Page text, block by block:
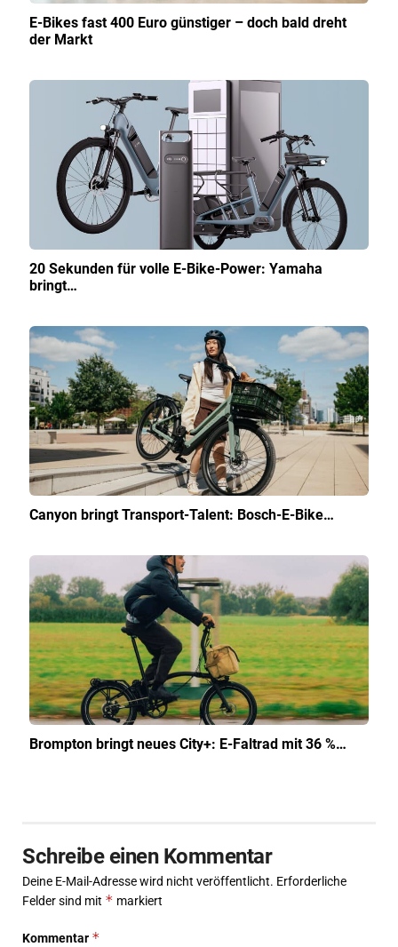
E-Bikes fast 400 Euro günstiger – doch bald dreht
der Markt
20 Sekunden für volle E-Bike-Power: Yamaha
bringt…
Canyon bringt Transport-Talent: Bosch-E-Bike…
Brompton bringt neues City+: E-Faltrad mit 36 %…
Schreibe einen Kommentar
Deine E-Mail-Adresse wird nicht veröffentlicht. Erforderliche
Felder sind mit * markiert
Kommentar *